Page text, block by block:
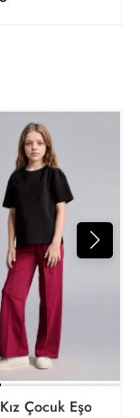
NM63
Defacto Kız Çocuk